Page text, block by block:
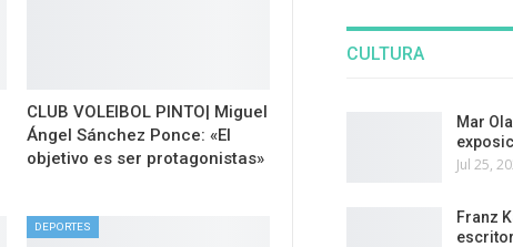
CLUB VOLEIBOL PINTO| Miguel
Ángel Sánchez Ponce: «El
objetivo es ser protagonistas»
DEPORTES
CULTURA
Mar
Jul 25,
Franz